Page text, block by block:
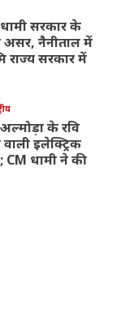
सरकार के
नैनीताल में
राज्य सरकार में
के रवि
इलेक्ट्रिक
CM धामी ने की